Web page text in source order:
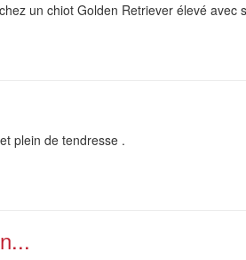
un chiot Golden Retriever élevé avec
plein de tendresse .